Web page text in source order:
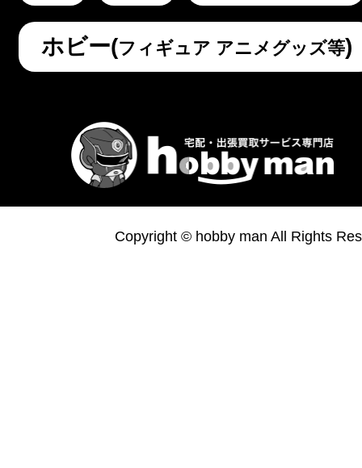
ホビー(フィギュア アニメグッズ等)
Copyright © hobby man All Rights